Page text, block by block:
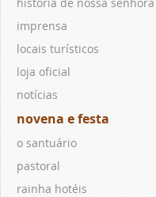
imprensa
locais turísticos
loja oficial
notícias
novena e festa
o santuário
pastoral
rainha hotéis